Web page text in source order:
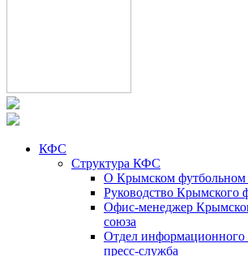
КФС
Структура КФС
О Крымском футбольном
Руководство Крымского
Офис-менеджер
союза
Отдел информационного
пресс-служба